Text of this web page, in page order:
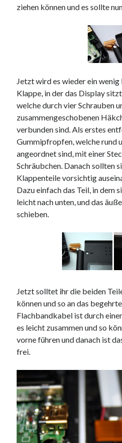
ziehen können und es sollte
Jetzt wird es wieder ein
Klappe, in der das Display
welche durch vier Schrauben
zusammengeschobenen
verbunden sind. Als erstes
Gummipfropfen, welche rund
angeordnet sind, mit einer
Schräubchen. Danach sollten
Klappenteile vorsichtig
Dazu einfach das Teil, in dem
leicht nach unten, und das
schieben.
Jetzt solltet ihr die beiden
können und so an das
Flachbandkabel ist durch
es leicht zusammen und so
vorne führen und danach ist
frei.